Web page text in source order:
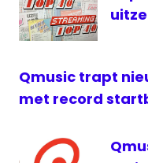
Qmusic trapt
met record